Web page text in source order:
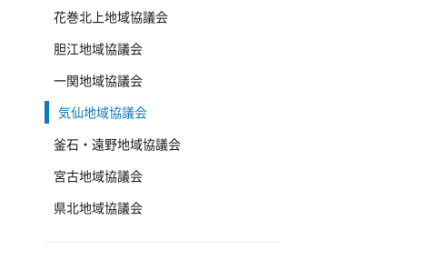
花巻北上地域協議会
胆江地域協議会
一関地域協議会
気仙地域協議会
釜石・遠野地域協議会
宮古地域協議会
県北地域協議会